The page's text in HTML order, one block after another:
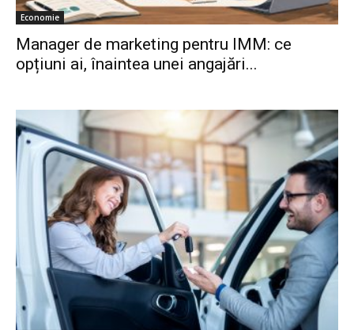
Economie
Manager de marketing pentru IMM: ce
opțiuni ai, înaintea unei angajări...